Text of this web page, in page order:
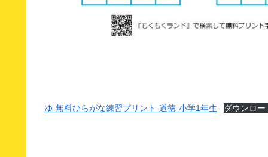
ゆ-無料ひらがな練習プリント-道徳-小学1年生 ダウンロー